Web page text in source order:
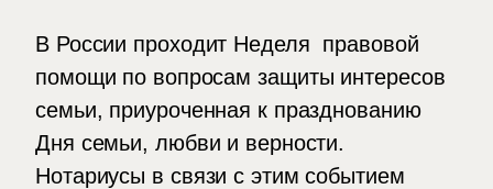
В России проходит Неделя правовой
помощи по вопросам защиты интересов
семьи, приуроченная к празднованию
Дня семьи, любви и верности.
Нотариусы в связи с этим событием